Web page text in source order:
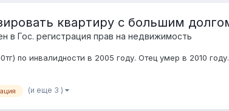
квартиру с большим
в Гос. регистрация прав на недвижимость
по инвалидности в 2005 году. Отец умер в 2010
(и еще 3 )